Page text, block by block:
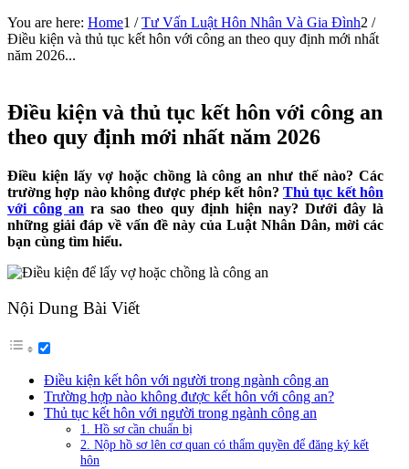
You are here: Home1 / Tư Vấn Luật Hôn Nhân Và Gia Đình2 /
Điều kiện và thủ tục kết hôn với công an theo quy định mới nhất
năm 2026...
Điều kiện và thủ tục kết hôn với công an
theo quy định mới nhất năm 2026
Điều kiện lấy vợ hoặc chồng là công an như thế nào? Các
trường hợp nào không được phép kết hôn? Thủ tục kết hôn
với công an ra sao theo quy định hiện nay? Dưới đây là
những giải đáp về vấn đề này của Luật Nhân Dân, mời các
bạn cùng tìm hiểu.
Nội Dung Bài Viết
Điều kiện kết hôn với người trong ngành công an
Trường hợp nào không được kết hôn với công an?
Thủ tục kết hôn với người trong ngành công an
1. Hồ sơ cần chuẩn bị
2. Nộp hồ sơ lên cơ quan có thẩm quyền để đăng ký kết
hôn